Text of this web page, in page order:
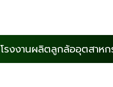
โรงงานผลิตลูกล้ออุตสาห